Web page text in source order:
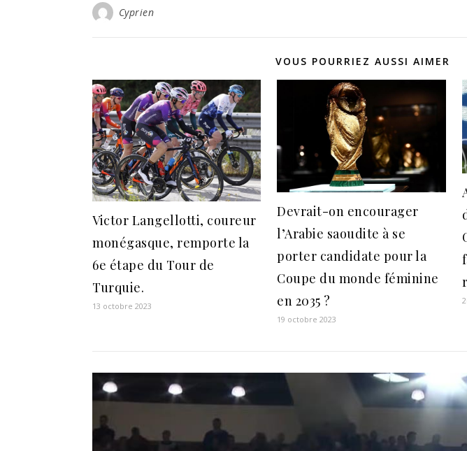
Cyprien
VOUS POURRIEZ AUSSI AIMER
Victor Langellotti, coureur
monégasque, remporte la
6e étape du Tour de
Turquie.
13 octobre 2023
Devrait-on encourager
l’Arabie saoudite à se
porter candidate pour la
Coupe du monde féminine
en 2035 ?
19 octobre 2023